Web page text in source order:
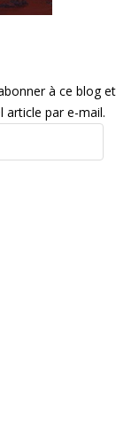
à ce blog et
article par e-mail.